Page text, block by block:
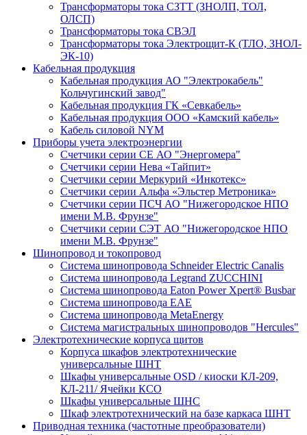
Трансформаторы тока СЗТТ (ЗНОЛП, ТОЛ,
ОЛСП)
Трансформаторы тока СВЭЛ
Трансформаторы тока Электрощит-К (ТЛО, ЗНОЛ-
ЭК-10)
Кабельная продукция
Кабельная продукция АО "Электрокабель"
Кольчугинский завод"
Кабельная продукция ГК «Севкабель»
Кабельная продукция ООО «Камский кабель»
Кабель силовой NYM
Приборы учета электроэнергии
Счетчики серии СЕ АО "Энергомера"
Счетчики серии Нева «Тайпит»
Счетчики серии Меркурий «Инкотекс»
Счетчики серии Альфа «Эльстер Метроника»
Счетчики серии ПСЧ АО "Нижегородское НПО
имени М.В. Фрунзе"
Счетчики серии СЭТ АО "Нижегородское НПО
имени М.В. Фрунзе"
Шинопровод и токопровод
Система шинопровода Schneider Electric Canalis
Система шинопровода Legrand ZUCCHINI
Система шинопровода Eaton Power Xpert® Busbar
Система шинопровода EAE
Система шинопровода MetaEnergy
Система магистральных шинопроводов "Hercules"
Электротехнические корпуса щитов
Корпуса шкафов электротехнические
универсальные ШНТ
Шкафы универсальные OSD / киоски КЛ-209,
КЛ-211/ Ячейки КСО
Шкафы универсальные ШНС
Шкаф электротехнический на базе каркаса ШНТ
Приводная техника (частотные преобразователи)